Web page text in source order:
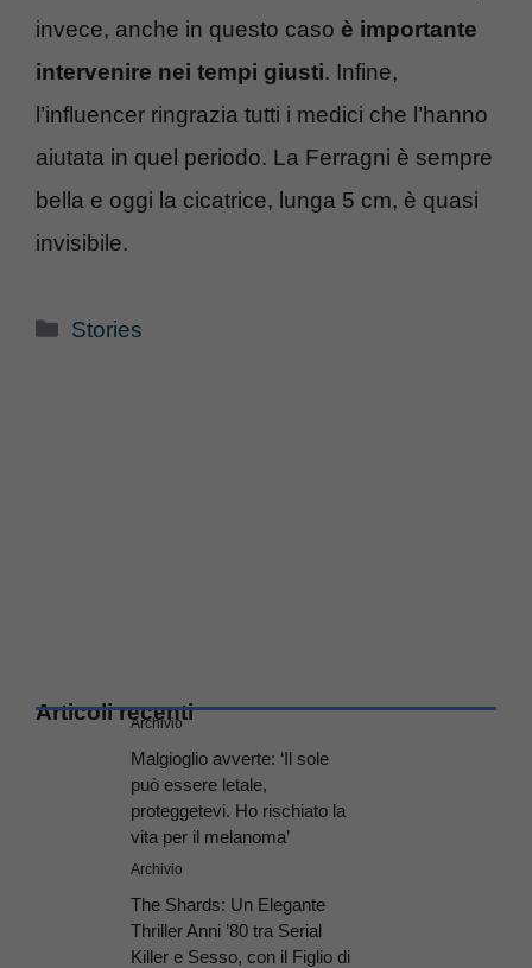
invece, anche in questo caso è importante
intervenire nei tempi giusti. Infine,
l’influencer ringrazia tutti i medici che l’hanno
aiutata in quel periodo. La Ferragni è sempre
bella e oggi la cicatrice, lunga 5 cm, è quasi
invisibile.
Categorie
Stories
Articoli recenti
Archivio
Malgioglio avverte: ‘Il sole
può essere letale,
proteggetevi. Ho rischiato la
vita per il melanoma’
Archivio
The Shards: Un Elegante
Thriller Anni ’80 tra Serial
Killer e Sesso, con il Figlio di